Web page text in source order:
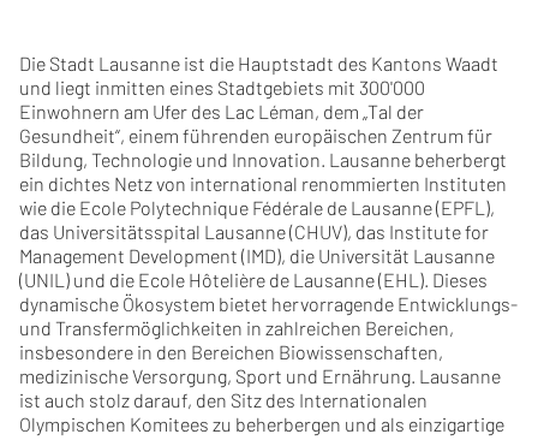
Die Stadt Lausanne ist die Hauptstadt des Kantons Waadt
und liegt inmitten eines Stadtgebiets mit 300'000
Einwohnern am Ufer des Lac Léman, dem „Tal der
Gesundheit“, einem führenden europäischen Zentrum für
Bildung, Technologie und Innovation. Lausanne beherbergt
ein dichtes Netz von international renommierten Instituten
wie die Ecole Polytechnique Fédérale de Lausanne (EPFL),
das Universitätsspital Lausanne (CHUV), das Institute for
Management Development (IMD), die Universität Lausanne
(UNIL) und die Ecole Hôtelière de Lausanne (EHL). Dieses
dynamische Ökosystem bietet hervorragende Entwicklungs-
und Transfermöglichkeiten in zahlreichen Bereichen,
insbesondere in den Bereichen Biowissenschaften,
medizinische Versorgung, Sport und Ernährung. Lausanne
ist auch stolz darauf, den Sitz des Internationalen
Olympischen Komitees zu beherbergen und als einzigartige